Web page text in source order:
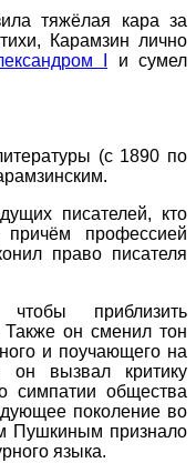
тяжёлая кара за
Карамзин лично
I
и сумел
(с 1890 по
писателей, кто
причём профессией
право писателя
приблизить
он сменил тон
и поучающего на
он вызвал критику
симпатии общества
поколение во
Пушкиным признало
языка.